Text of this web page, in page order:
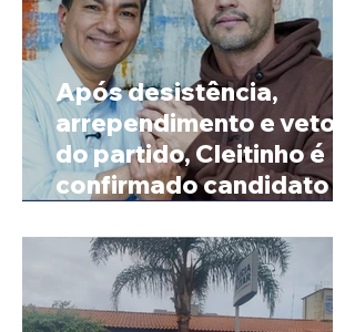
Após desistência,
arrependimento e veto
do partido, Cleitinho é
confirmado candidato ao